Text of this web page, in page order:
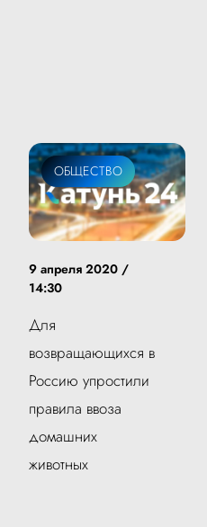
ОБЩЕСТВО
9 апреля 2020 /
14:30
Для
возвращающихся в
Россию упростили
правила ввоза
домашних
животных